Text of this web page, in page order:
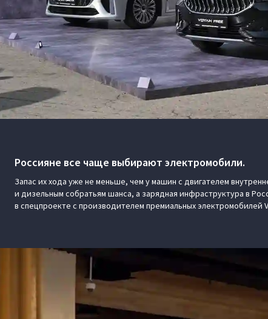
Россияне все чаще выбирают электромобили.
Запас их хода уже не меньше, чем у машин с двигателем
и дизельным собратьям шанса, а зарядная инфраструктура в
в спецпроекте с производителем премиальных электромобилей